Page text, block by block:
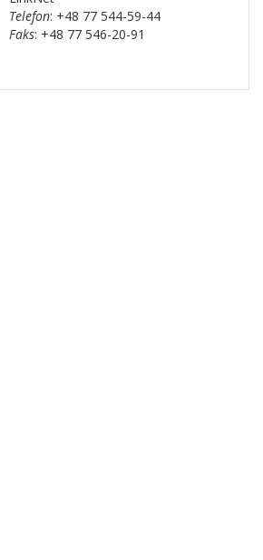
Telefon: +48 77 544-59-44
Faks: +48 77 546-20-91